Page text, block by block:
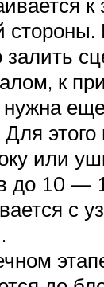
стороны.
залить
к
Для
или
до 10 —
с